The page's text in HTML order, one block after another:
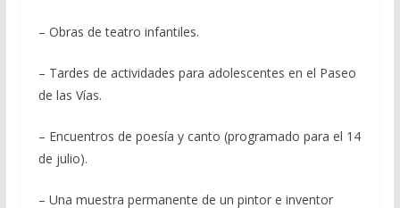
– Obras de teatro infantiles.
– Tardes de actividades para adolescentes en el Paseo
de las Vías.
– Encuentros de poesía y canto (programado para el 14
de julio).
– Una muestra permanente de un pintor e inventor